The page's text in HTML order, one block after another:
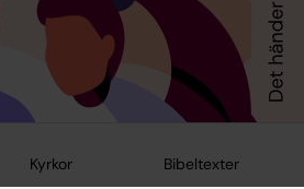
Kyrkor Bibeltexter